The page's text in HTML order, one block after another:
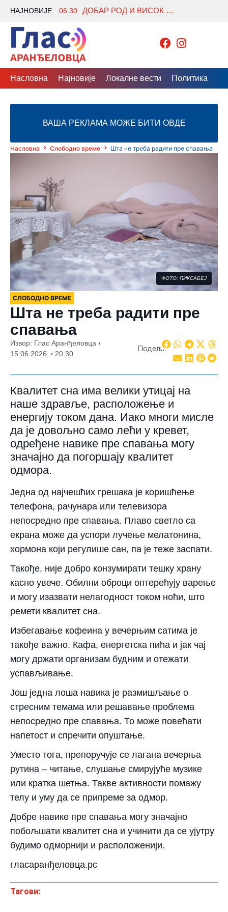
НАЈНОВИЈЕ: 06:30 ДОБАР РОД И ВИСОК КВАЛИТЕТ ШЉИВЕ У КАМЕНАРУ
Насловна Најновије Локалне вести Политика
ВАША РЕКЛАМА МОЖЕ БИТИ ОВДЕ
Насловна Слободно време Шта не треба радити пре спавања
ФОТО: ПИКСАБЕЈ
СЛОБОДНО ВРЕМЕ
Шта не треба радити пре
спавања
Извор: Глас Аранђеловца
15.06.2026.
20:30
Подели:
Квалитет сна има велики утицај на
наше здравље, расположење и
енергију током дана. Иако многи мисле
да је довољно само лећи у кревет,
одређене навике пре спавања могу
значајно да погоршају квалитет
одмора.
Једна од најчешћих грешака је коришћење
телефона, рачунара или телевизора
непосредно пре спавања. Плаво светло са
екрана може да успори лучење мелатонина,
хормона који регулише сан, па је теже заспати.
Такође, није добро конзумирати тешку храну
касно увече. Обилни оброци оптерећују варење
и могу изазвати нелагодност током ноћи, што
ремети квалитет сна.
Избегавање кофеина у вечерњим сатима је
такође важно. Кафа, енергетска пића и јак чај
могу држати организам будним и отежати
успављивање.
Још једна лоша навика је размишљање о
стресним темама или решавање проблема
непосредно пре спавања. То може повећати
напетост и спречити опуштање.
Уместо тога, препоручује се лагана вечерња
рутина – читање, слушање смирујуће музике
или кратка шетња. Такве активности помажу
телу и уму да се припреме за одмор.
Добре навике пре спавања могу значајно
побољшати квалитет сна и учинити да се ујутру
будимо одморнији и расположенији.
гласаранђеловца.рс
Тагови: